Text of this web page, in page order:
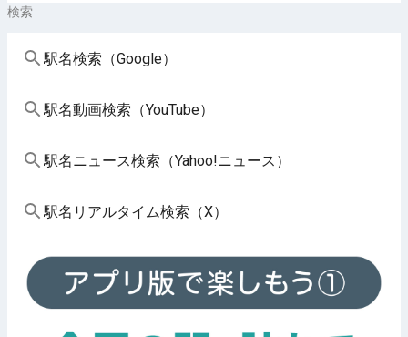
検索
駅名検索（Google）
駅名動画検索（YouTube）
駅名ニュース検索（Yahoo!ニュース）
駅名リアルタイム検索（X）